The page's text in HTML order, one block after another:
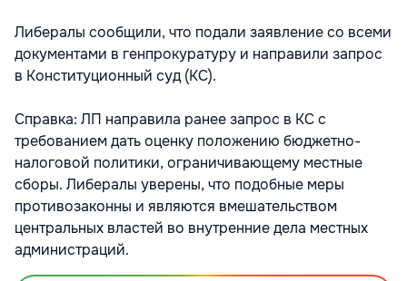
Либералы сообщили, что подали заявление со всеми
документами в генпрокуратуру и направили запрос
в Конституционный суд (КС).
Справка: ЛП направила ранее запрос в КС с
требованием дать оценку положению бюджетно-
налоговой политики, ограничивающему местные
сборы. Либералы уверены, что подобные меры
противозаконны и являются вмешательством
центральных властей во внутренние дела местных
администраций.